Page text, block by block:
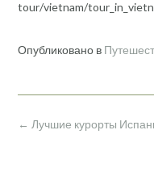
tour/vietnam/
Опубликовано в
Навигация
← Лучшие курорты